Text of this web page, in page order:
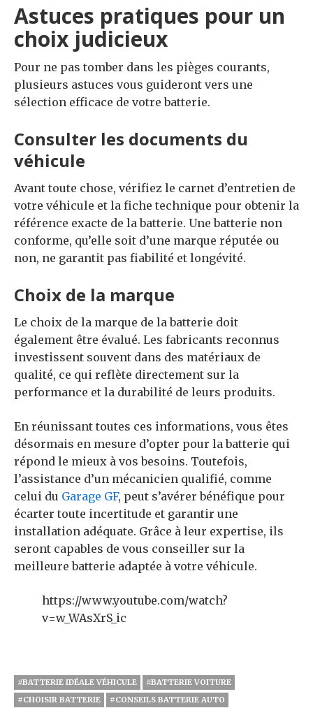
Astuces pratiques pour un
choix judicieux
Pour ne pas tomber dans les pièges courants,
plusieurs astuces vous guideront vers une
sélection efficace de votre batterie.
Consulter les documents du
véhicule
Avant toute chose, vérifiez le carnet d’entretien de
votre véhicule et la fiche technique pour obtenir la
référence exacte de la batterie. Une batterie non
conforme, qu’elle soit d’une marque réputée ou
non, ne garantit pas fiabilité et longévité.
Choix de la marque
Le choix de la marque de la batterie doit
également être évalué. Les fabricants reconnus
investissent souvent dans des matériaux de
qualité, ce qui reflète directement sur la
performance et la durabilité de leurs produits.
En réunissant toutes ces informations, vous êtes
désormais en mesure d’opter pour la batterie qui
répond le mieux à vos besoins. Toutefois,
l’assistance d’un mécanicien qualifié, comme
celui du Garage GF, peut s’avérer bénéfique pour
écarter toute incertitude et garantir une
installation adéquate. Grâce à leur expertise, ils
seront capables de vous conseiller sur la
meilleure batterie adaptée à votre véhicule.
https://www.youtube.com/watch?
v=w_WAsXrS_ic
#BATTERIE IDÉALE VÉHICULE
#BATTERIE VOITURE
#CHOISIR BATTERIE
#CONSEILS BATTERIE AUTO